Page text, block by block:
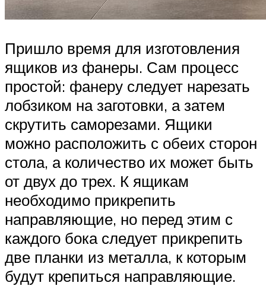
Пришло время для изготовления
ящиков из фанеры. Сам процесс
простой: фанеру следует нарезать
лобзиком на заготовки, а затем
скрутить саморезами. Ящики
можно расположить с обеих сторон
стола, а количество их может быть
от двух до трех. К ящикам
необходимо прикрепить
направляющие, но перед этим с
каждого бока следует прикрепить
две планки из металла, к которым
будут крепиться направляющие.